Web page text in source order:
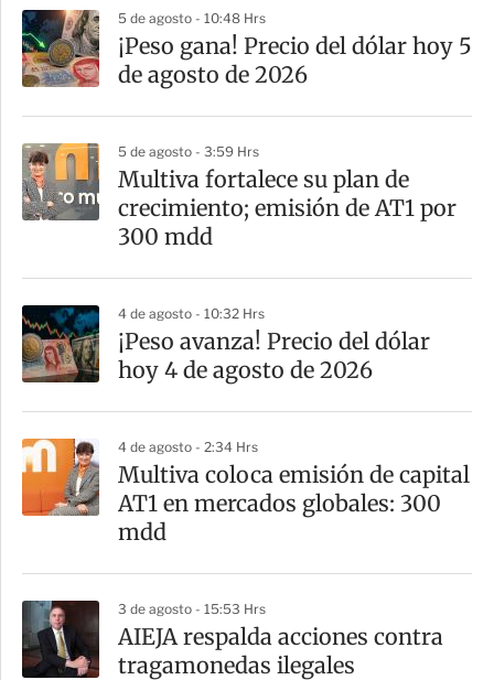
a
r
t
r
5 de agosto - 10:48 Hrs
¡Peso gana! Precio del dólar hoy 5
de agosto de 2026
5 de agosto - 3:59 Hrs
Multiva fortalece su plan de
crecimiento; emisión de AT1 por
300 mdd
4 de agosto - 10:32 Hrs
¡Peso avanza! Precio del dólar
hoy 4 de agosto de 2026
4 de agosto - 2:34 Hrs
Multiva coloca emisión de capital
AT1 en mercados globales: 300
mdd
3 de agosto - 15:53 Hrs
AIEJA respalda acciones contra
tragamonedas ilegales